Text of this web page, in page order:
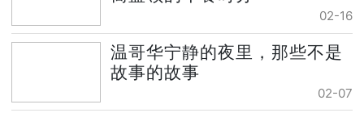
02-16
温哥华宁静的夜里，那些不是
故事的故事
02-07